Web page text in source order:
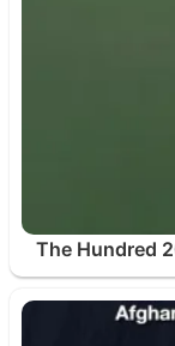
The Hundred